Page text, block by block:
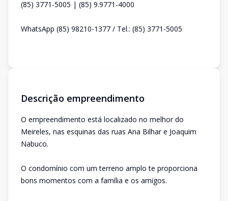
(85) 3771-5005 | (85) 9.9771-4000
WhatsApp (85) 98210-1377 / Tel.: (85) 3771-5005
Descrição empreendimento
O empreendimento está localizado no melhor do
Meireles, nas esquinas das ruas Ana Bilhar e Joaquim
Nabuco.
O condomínio com um terreno amplo te proporciona
bons momentos com a família e os amigos.